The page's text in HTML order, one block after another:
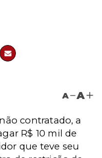
A A
contratado, a
R$ 10 mil de
que teve seu